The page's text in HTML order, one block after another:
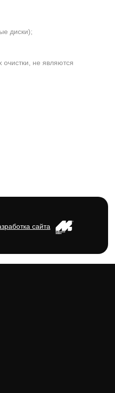
диски);
очистки, не являются
сайта